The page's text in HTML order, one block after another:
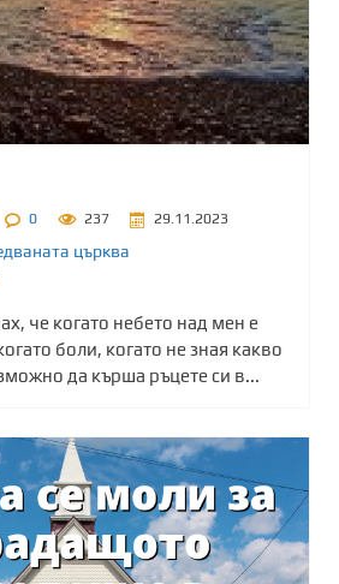
0 237 29.11.2023
църква
че когато небето над мен е
боли, когато не зная какво
да кърша ръцете си в...